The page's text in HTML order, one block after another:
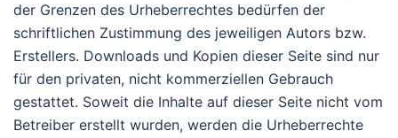
der Grenzen des Urheberrechtes bedürfen der
schriftlichen Zustimmung des jeweiligen Autors bzw.
Erstellers. Downloads und Kopien dieser Seite sind nur
für den privaten, nicht kommerziellen Gebrauch
gestattet. Soweit die Inhalte auf dieser Seite nicht vom
Betreiber erstellt wurden, werden die Urheberrechte